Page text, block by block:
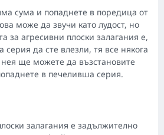
сума и попаднете в поредица от
може да звучи като лудост, но
за агресивни плоски залагания е,
серия да сте влезли, тя все някога
ще можете да възстановите
в печеливша серия.
залагания е задължително